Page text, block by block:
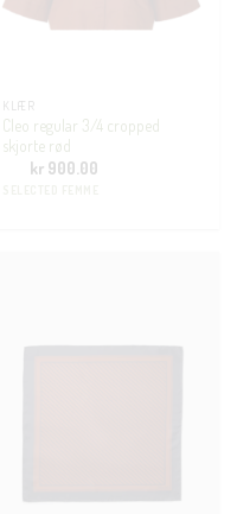
KLÆR
Cleo regular 3/4 cropped
skjorte rød
kr 900.00